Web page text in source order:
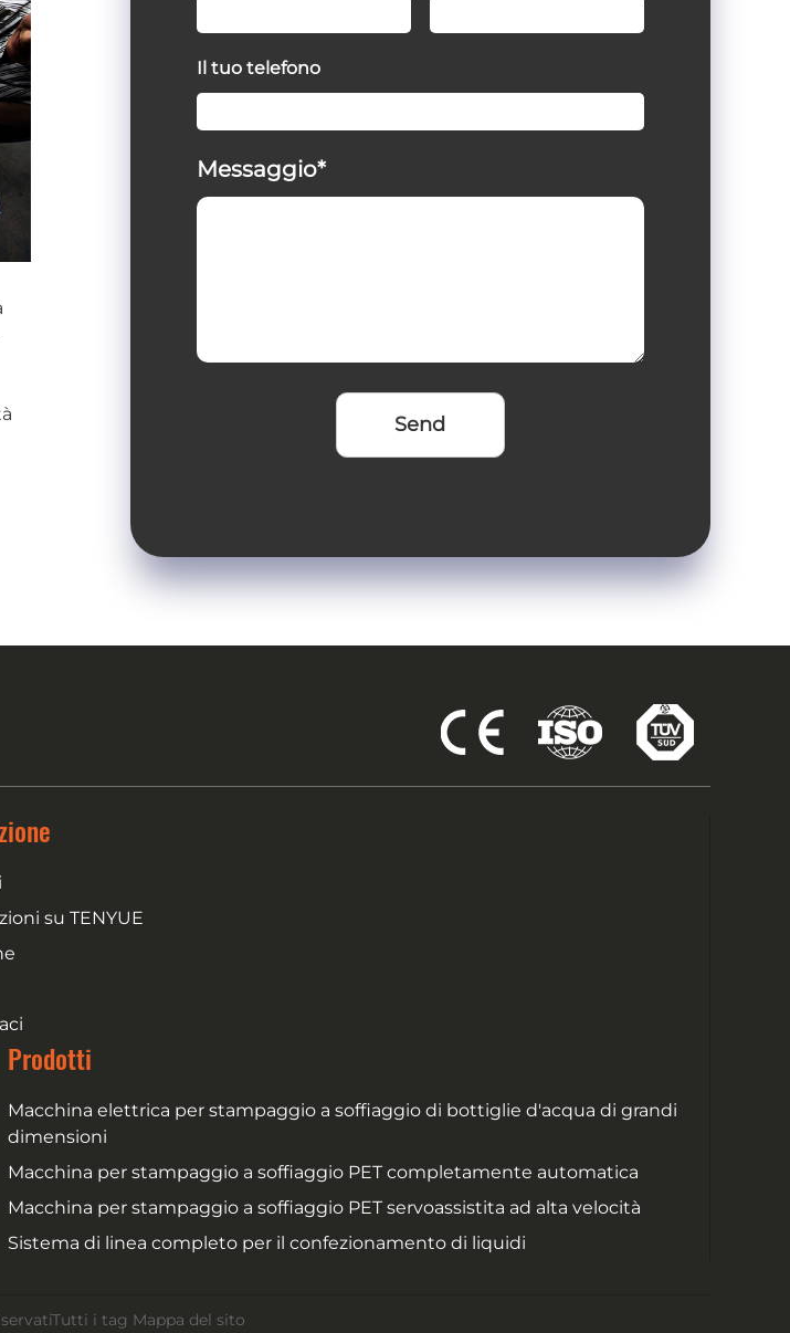
Il tuo telefono
Messaggio*
su TENYUE
Prodotti
Macchina elettrica per stampaggio a soffiaggio di bottiglie d'acqua di grandi
dimensioni
Macchina per stampaggio a soffiaggio PET completamente automatica
Macchina per stampaggio a soffiaggio PET servoassistita ad alta velocità
Sistema di linea completo per il confezionamento di liquidi
Tutti i tag Mappa del sito